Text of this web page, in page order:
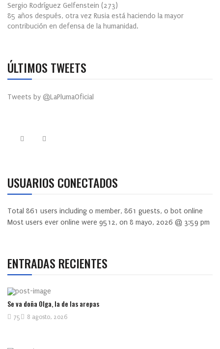
Sergio Rodríguez Gelfenstein (273)
85 años después, otra vez Rusia está haciendo la mayor
contribución en defensa de la humanidad.
ÚLTIMOS TWEETS
Tweets by @LaPlumaOficial
USUARIOS CONECTADOS
Total 861 users including 0 member, 861 guests, 0 bot online
Most users ever online were 9512, on 8 mayo, 2026 @ 3:59 pm
ENTRADAS RECIENTES
Se va doña Olga, la de las arepas
8 agosto, 2026
75